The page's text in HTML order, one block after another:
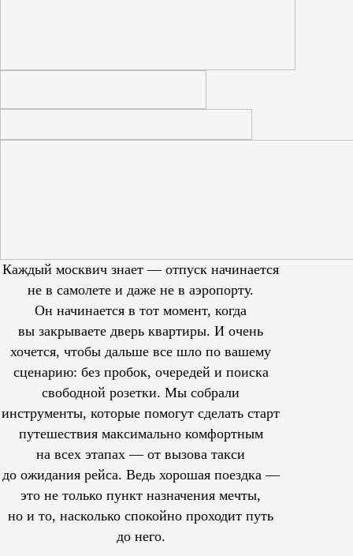
Каждый москвич знает — отпуск начинается
не в самолете и даже не в аэропорту.
Он начинается в тот момент, когда
вы закрываете дверь квартиры. И очень
хочется, чтобы дальше все шло по вашему
сценарию: без пробок, очередей и поиска
свободной розетки. Мы собрали
инструменты, которые помогут сделать старт
путешествия максимально комфортным
на всех этапах — от вызова такси
до ожидания рейса. Ведь хорошая поездка —
это не только пункт назначения мечты,
но и то, насколько спокойно проходит путь
до него.